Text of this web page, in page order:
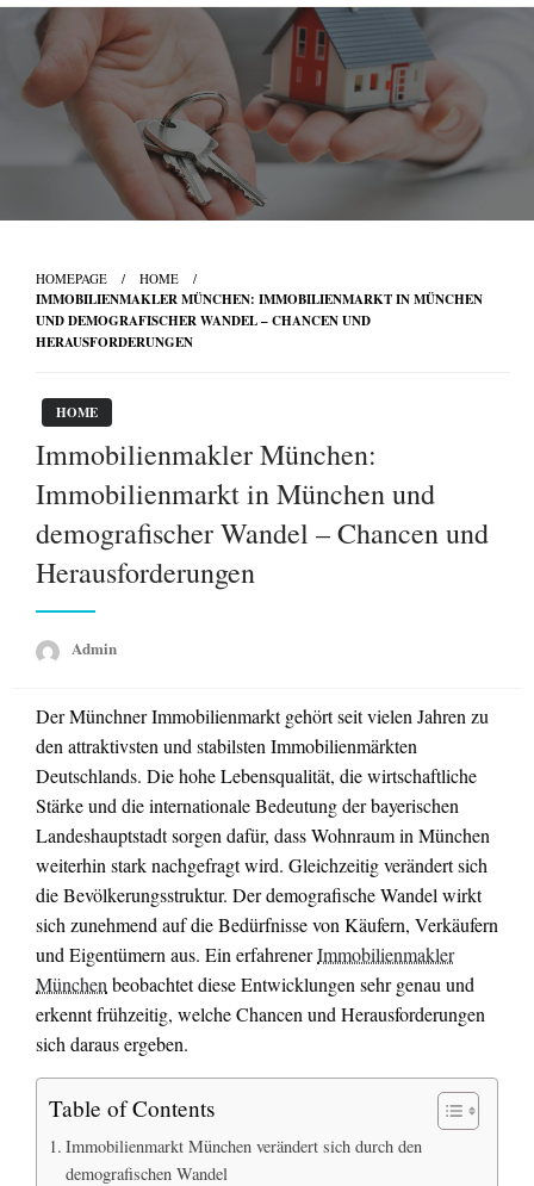
Skip
content
HOMEPAGE HOME
IMMOBILIENMAKLER MÜNCHEN: IMMOBILIENMARKT IN MÜNCHEN
UND DEMOGRAFISCHER WANDEL – CHANCEN UND
HERAUSFORDERUNGEN
HOME
Immobilienmakler München:
Immobilienmarkt in München und
demografischer Wandel – Chancen und
Herausforderungen
Admin
Der Münchner Immobilienmarkt gehört seit vielen Jahren zu
den attraktivsten und stabilsten Immobilienmärkten
Deutschlands. Die hohe Lebensqualität, die wirtschaftliche
Stärke und die internationale Bedeutung der bayerischen
Landeshauptstadt sorgen dafür, dass Wohnraum in München
weiterhin stark nachgefragt wird. Gleichzeitig verändert sich
die Bevölkerungsstruktur. Der demografische Wandel wirkt
sich zunehmend auf die Bedürfnisse von Käufern, Verkäufern
und Eigentümern aus. Ein erfahrenerImmobilienmakler
München beobachtet diese Entwicklungen sehr genau und
erkennt frühzeitig, welche Chancen und Herausforderungen
sich daraus ergeben.
Table of Contents
Immobilienmarkt München verändert sich durch den
demografischen Wandel